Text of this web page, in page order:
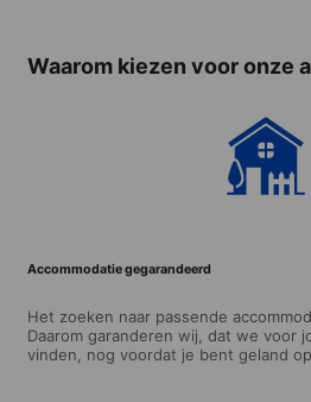
Waarom kiezen voor onze
Accommodatie gegarandeerd
Het zoeken naar passende
Daarom garanderen wij, dat we voor
vinden, nog voordat je bent geland